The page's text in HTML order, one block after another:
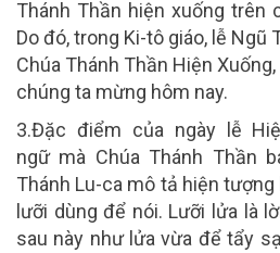
Thánh Thần hiện xuống trên
Do đó, trong Ki-tô giáo, lễ Ngũ
Chúa Thánh Thần Hiện
chúng ta mừng hôm nay.
3.Đặc điểm của ngày lễ
ngữmà Chúa Thánh Thần
Thánh Lu-ca mô tả hiện
lưỡi dùng để nói. Lưỡi lửa là
sau này như lửa vừa để tẩy